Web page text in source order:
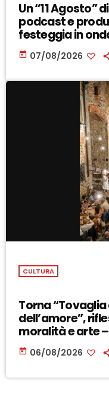
Un “11 Agosto”
podcast e
festeggia in
today 07/08/2026
CULTURA
Torna “Tovaglia
dell’amore”,
moralità e arte –
today 06/08/2026